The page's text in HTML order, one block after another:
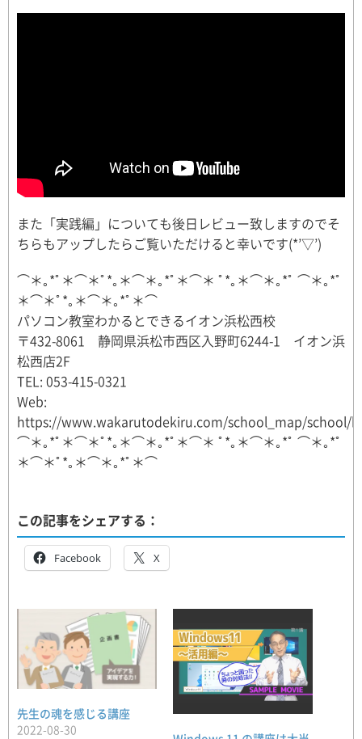
また「実践編」についても後日レビュー致しますのでそ
ちらもアップしたらご覧いただけると幸いです(*’▽’)
⌒＊｡*ﾟ＊⌒＊ﾟ*｡＊⌒＊｡*ﾟ＊⌒＊ ﾟ*｡＊⌒＊｡*ﾟ ⌒＊｡*ﾟ
＊⌒＊ﾟ*｡＊⌒＊｡*ﾟ＊⌒
パソコン教室わかるとできるイオン浜松西校
〒432-8061 静岡県浜松市西区入野町6244-1 イオン浜
松西店2F
TEL: 053-415-0321
Web:
https://www.wakarutodekiru.com/school_map/school/
⌒＊｡*ﾟ＊⌒＊ﾟ*｡＊⌒＊｡*ﾟ＊⌒＊ ﾟ*｡＊⌒＊｡*ﾟ ⌒＊｡*ﾟ
＊⌒＊ﾟ*｡＊⌒＊｡*ﾟ＊⌒
この記事をシェアする：
Facebook X
先生の魂を感じる講座
2022-08-30